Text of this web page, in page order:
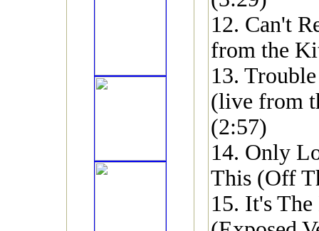
12. Can't
from the
13.
(live from
(2:57)
14. Only
This (Off
15. It's